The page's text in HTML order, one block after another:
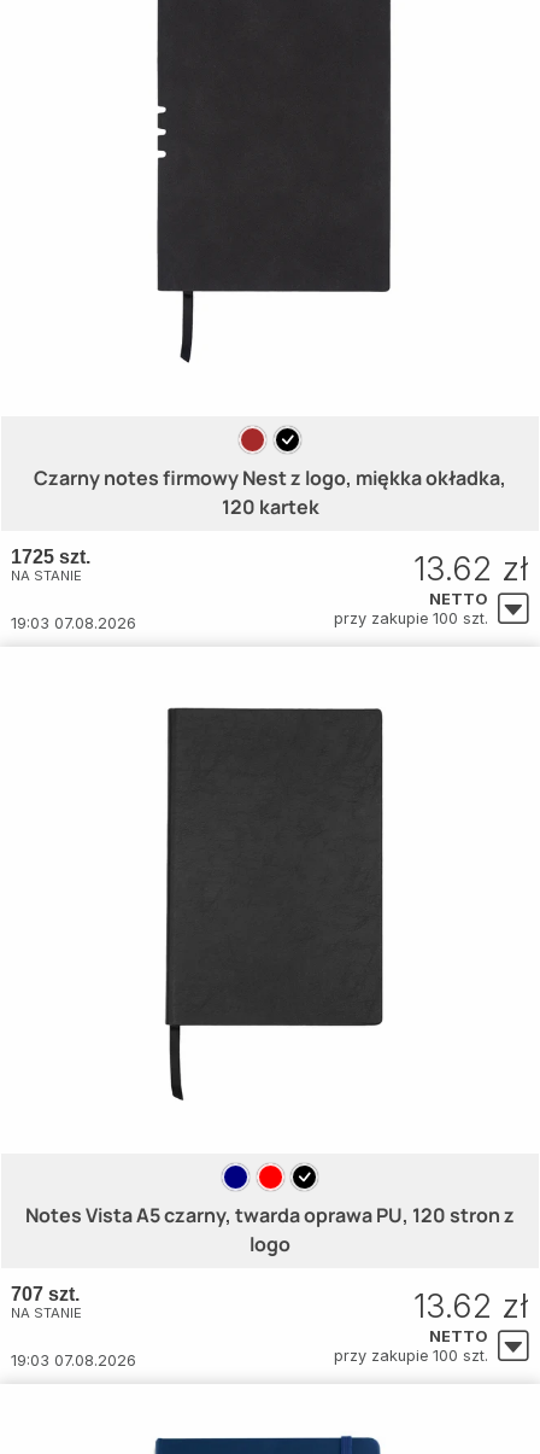
Czarny notes firmowy Nest z logo, miękka okładka,
120 kartek
1725 szt.
NA STANIE
19:03 07.08.2026
13.62 zł
NETTO
przy zakupie 100 szt.
Notes Vista A5 czarny, twarda oprawa PU, 120 stron z
logo
707 szt.
NA STANIE
19:03 07.08.2026
13.62 zł
NETTO
przy zakupie 100 szt.